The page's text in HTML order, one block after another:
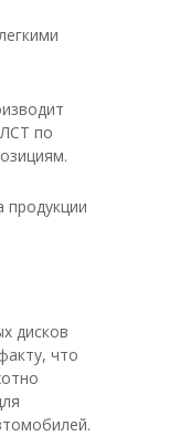
по
дисков
что